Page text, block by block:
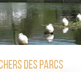
des Parcs